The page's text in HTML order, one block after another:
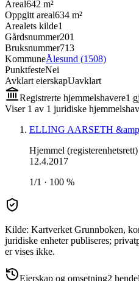
Areal642 m²
Oppgitt areal634 m²
Arealets kilde1
Gårdsnummer201
Bruksnummer713
KommuneÅlesund (1508)
PunktfesteNei
Avklart eierskapUavklart
Registrerte hjemmelshavere1
Viser 1 av 1 juridiske
ELLING AARSETH
Hjemmel (registerenhetsrett)
12.4.2017
1/1 · 100 %
Kilde: Kartverket Grunnboken,
juridiske enheter publiseres;
er vises ikke.
Eierskap og omsetning2